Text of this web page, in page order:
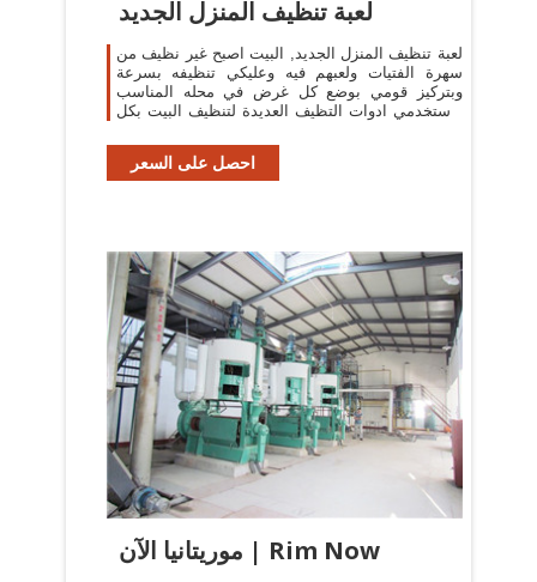
لعبة تنظيف المنزل الجديد
لعبة تنظيف المنزل الجديد, البيت اصبح غير نظيف من
سهرة الفتيات ولعبهم فيه وعليكي تنظيفه بسرعة
وبتركيز قومي بوضع كل غرض في محله المناسب
واستخدمي ادوات التظيف العديدة لتنظيف البيت بكل
احصل على السعر
موريتانيا الآن | Rim Now